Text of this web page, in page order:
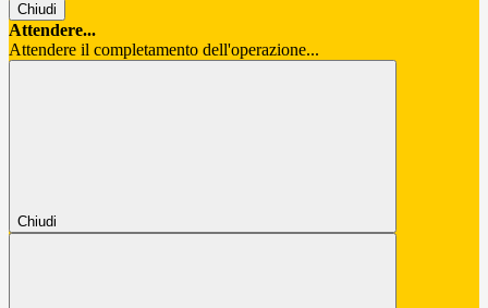
Chiudi
Attendere...
Attendere il completamento dell'operazione...
Chiudi